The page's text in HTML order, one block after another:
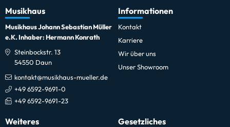
Musikhaus
Musikhaus Johann Sebastian Müller
e.K. Inhaber: Hermann Konrath
Steinbockstr. 13
54550 Daun
kontakt@musikhaus-mueller.de
+49 6592-9691-0
+49 6592-9691-23
Informationen
Kontakt
Karriere
Wir über uns
Unser Showroom
Weiteres Gesetzliches